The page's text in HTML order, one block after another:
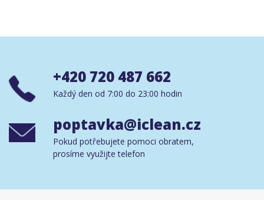
+420 720 487 662
Každý den od 7:00 do 23:00 hodin
poptavka@iclean.cz
Pokud potřebujete pomoci obratem,
prosíme využijte telefon